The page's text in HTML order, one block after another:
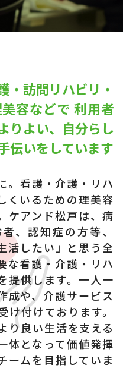
・訪問リハビリ・
容などで 利用者
よい、 自分らし
伝いをしています
。看護・介護・リハ
くいるための理美容
ケアンド松戸は、病
、認知症の方等、
活したい」と思う全
な看護・介護・リハ
供します。 一人一
成や、介護サービス
付けております。
り良い生活を支える
体となって価値発揮
ームを目指していま